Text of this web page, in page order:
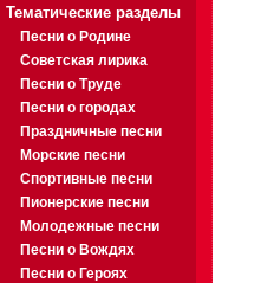
Тематические разделы
Песни о Родине
Советская лирика
Песни о Труде
Песни о городах
Праздничные песни
Морские песни
Спортивные песни
Пионерские песни
Молодежные песни
Песни о Вождях
Песни о Героях